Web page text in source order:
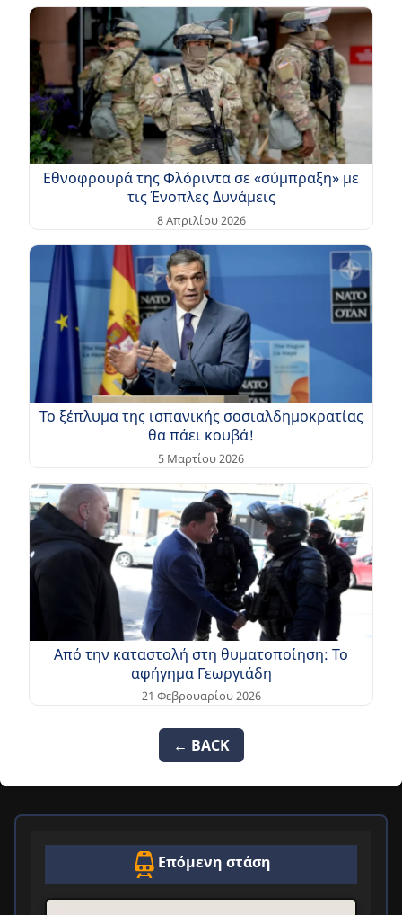
Εθνοφρουρά της Φλόριντα σε «σύμπραξη» με
τις Ένοπλες Δυνάμεις
8 Απριλίου 2026
Το ξέπλυμα της ισπανικής σοσιαλδημοκρατίας
θα πάει κουβά!
5 Μαρτίου 2026
Από την καταστολή στη θυματοποίηση: Το
αφήγημα Γεωργιάδη
21 Φεβρουαρίου 2026
← BACK
Επόμενη στάση